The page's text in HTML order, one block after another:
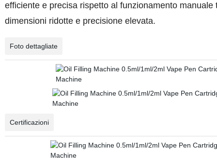
efficiente e precisa rispetto al funzionamento
dimensioni ridotte e precisione elevata.
Foto dettagliate
Certificazioni